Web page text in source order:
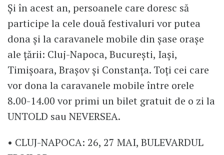
Și în acest an, persoanele care doresc să
participe la cele două festivaluri vor putea
dona și la caravanele mobile din șase orașe
ale țării: Cluj-Napoca, București, Iași,
Timișoara, Brașov și Constanța. Toți cei care
vor dona la caravanele mobile între orele
8.00-14.00 vor primi un bilet gratuit de o zi la
UNTOLD sau NEVERSEA.
• CLUJ-NAPOCA: 26, 27 MAI, BULEVARDUL